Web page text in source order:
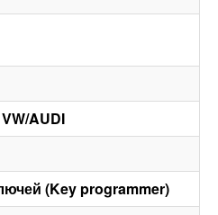
AUDI
(Key programmer)